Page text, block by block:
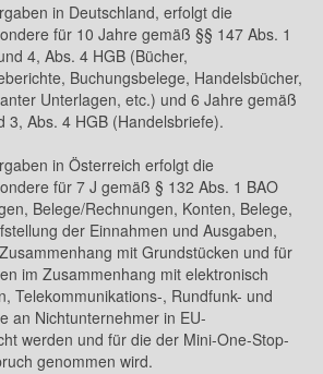
in Deutschland, erfolgt die
für 10 Jahre gemäß §§ 147 Abs. 1
4, Abs. 4 HGB (Bücher,
Buchungsbelege, Handelsbücher,
Unterlagen, etc.) und 6 Jahre gemäß
3, Abs. 4 HGB (Handelsbriefe).
in Österreich erfolgt die
für 7 J gemäß § 132 Abs. 1 BAO
Belege/Rechnungen, Konten, Belege,
der Einnahmen und Ausgaben,
mit Grundstücken und für
im Zusammenhang mit elektronisch
Telekommunikations-, Rundfunk- und
an Nichtunternehmer in EU-
werden und für die der Mini-One-Stop-
genommen wird.